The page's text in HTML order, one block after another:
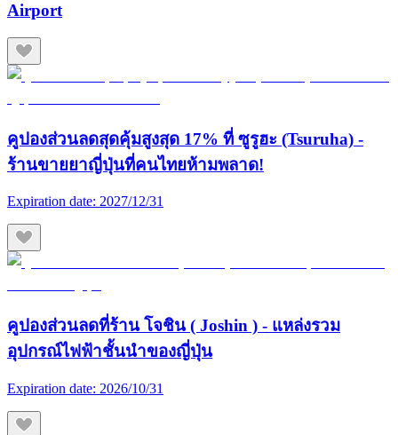
Airport
คูปองส่วนลดสุดคุ้มสูงสุด 17% ที่ ซูรูฮะ (Tsuruha) -
ร้านขายยาญี่ปุ่นที่คนไทยห้ามพลาด!
Expiration date: 2027/12/31
คูปองส่วนลดที่ร้าน โจชิน ( Joshin ) - แหล่งรวม
อุปกรณ์ไฟฟ้าชั้นนำของญี่ปุ่น
Expiration date: 2026/10/31